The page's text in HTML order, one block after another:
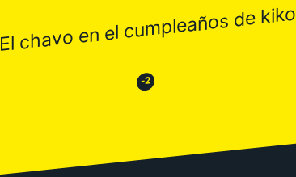
El chavo en el cumpleaños de kiko
😒 -2 😂